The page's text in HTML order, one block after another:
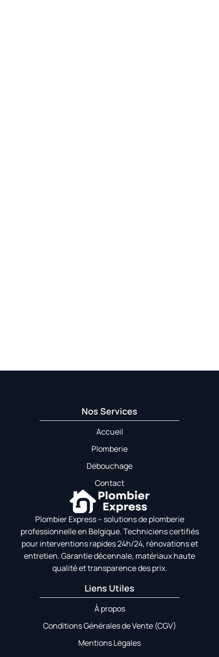
Nos Services
Accueil
Plomberie
Débouchage
Contact
Plombier Express – solutions de plomberie
professionnelle en Belgique. Techniciens certifiés
pour interventions rapides 24h/24, rénovations et
entretien. Garantie décennale, matériaux haute
qualité et transparence des prix.
Liens Utiles
À propos
Conditions Générales de Vente (CGV)
Mentions Légales​